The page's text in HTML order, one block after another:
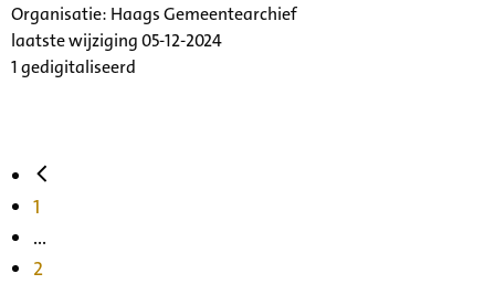
Organisatie: Haags Gemeentearchief
laatste wijziging 05-12-2024
1 gedigitaliseerd
1
...
2